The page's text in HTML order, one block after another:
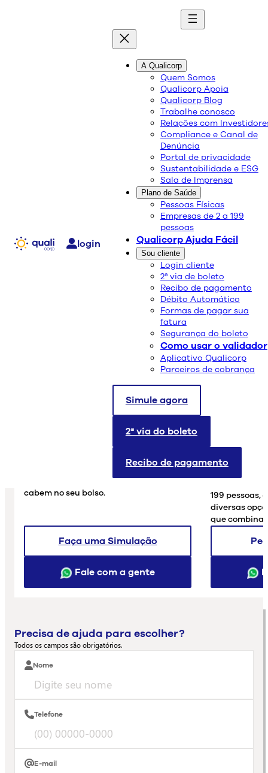
login
A Qualicorp
Quem Somos
Qualicorp Apoia
Qualicorp Blog
Trabalhe conosco
Relações com
Compliance e Canal de
Denúncia
Portal de privacidade
Sustentabilidade e ESG
Sala de Imprensa
Plano de Saúde
Pessoas Físicas
Empresas de 2 a 199
pessoas
Qualicorp Ajuda Fácil
Sou cliente
Login cliente
2ª via de boleto
Recibo de pagamento
Débito Automático
Formas de pagar sua
fatura
Segurança do boleto
Como usar o validador
Aplicativo Qualicorp
Parceiros de cobrança
Simule agora
2ª via do boleto
Recibo de pagamento
Planos de saúde para
Aqui na Qualicorp, temos parceria com
empresas de plano
do país, atendendo mais de180
com qualidade e preços que
cabem no seu bolso.
Faça uma Simulação
Fale com a gente
Para você
199 pessoas,
diversas
que
Precisa de ajuda para escolher?
Todos os campos são obrigatórios.
Nome
Telefone
E-mail